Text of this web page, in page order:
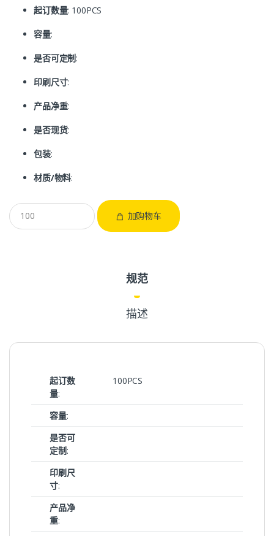
起订数量: 100PCS
容量:
是否可定制:
印刷尺寸:
产品净重:
是否现货:
包装:
材质/物料:
加购物车
规范
描述
起订数
量:
100PCS
容量:
是否可
定制 :
印刷尺
寸:
产品净
重: